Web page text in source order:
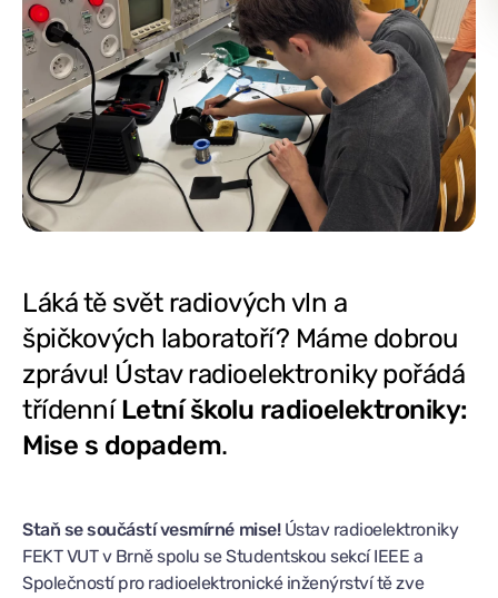
Láká tě svět radiových vln a
špičkových laboratoří? Máme dobrou
zprávu! Ústav radioelektroniky pořádá
třídenníLetní školu radioelektroniky:
Mise s dopadem.
Staň se součástí vesmírné mise!Ústav radioelektroniky
FEKT VUT v Brně spolu se Studentskou sekcí IEEE a
Společností pro radioelektronické inženýrství tě zve